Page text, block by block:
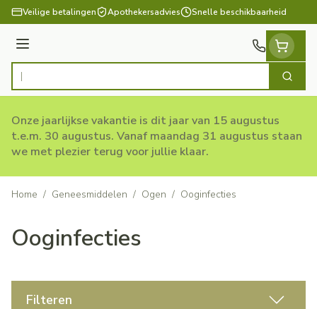
Ga naar de inhoud
Veilige betalingen Apothekersadvies Snelle beschikbaarheid
Menu
Product, merk, categorie... Zoek
Onze jaarlijkse vakantie is dit jaar van 15 augustus
t.e.m. 30 augustus. Vanaf maandag 31 augustus staan
we met plezier terug voor jullie klaar.
Home / Geneesmiddelen / Ogen / Ooginfecties
Ooginfecties
Filteren